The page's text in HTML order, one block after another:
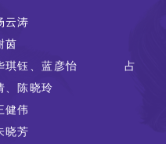
云涛
茵
琪钰、蓝彦怡 占
、陈晓玲
健伟
晓芳